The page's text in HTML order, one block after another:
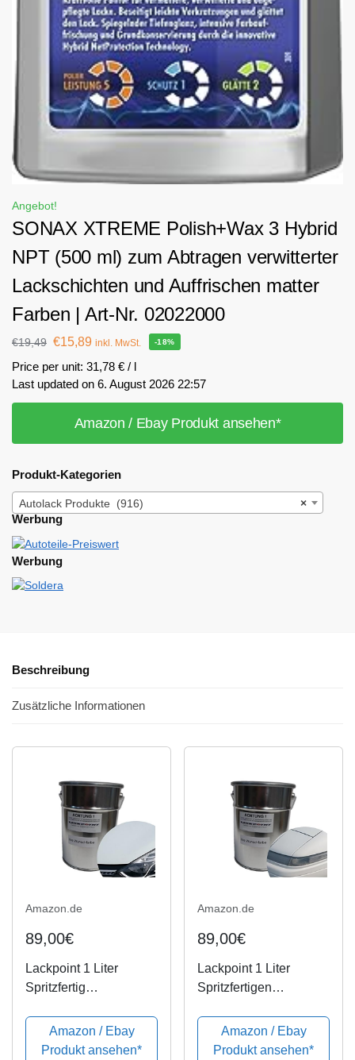
Angebot!
SONAX XTREME Polish+Wax 3 Hybrid
NPT (500 ml) zum Abtragen verwitterter
Lackschichten und Auffrischen matter
Farben | Art-Nr. 02022000
€19,49 €15,89 inkl. MwSt. -18%
Price per unit: 31,78 € / l
Last updated on 6. August 2026 22:57
Amazon / Ebay Produkt ansehen*
Produkt-Kategorien
×
Autolack Produkte (916)
Werbung
Werbung
Beschreibung
Zusätzliche Informationen
Amazon.de
89,00€
Lackpoint 1 Liter
Spritzfertig
Renault 369=389 Weiß
Uni Autolack
Amazon / Ebay
Produkt ansehen*
Amazon.de
89,00€
Lackpoint 1 Liter
Spritzfertigen
Diamond Weiß Uni
Autolack
Amazon / Ebay
Produkt ansehen*